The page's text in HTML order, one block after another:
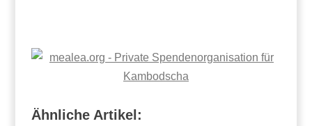
Ähnliche Artikel: